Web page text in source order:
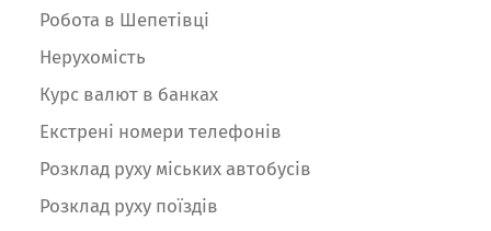
Робота в Шепетівці
Нерухомість
Курс валют в банках
Екстрені номери телефонів
Розклад руху міських автобусів
Розклад руху поїздів